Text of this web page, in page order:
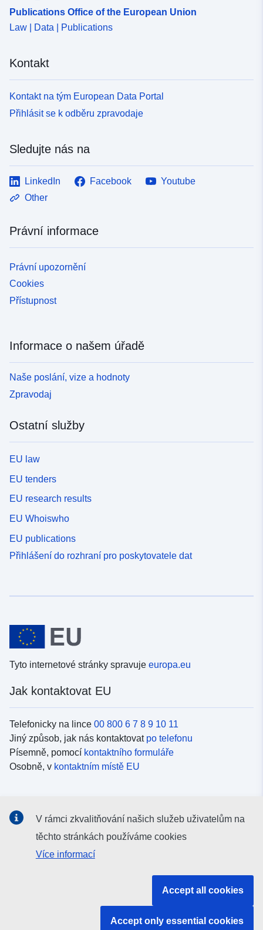
Publications Office of the European Union
Law | Data | Publications
Kontakt
Kontakt na tým European Data Portal
Přihlásit se k odběru zpravodaje
Sledujte nás na
LinkedIn Facebook
Youtube
Other
Právní informace
Právní upozornění
Cookies
Přístupnost
Informace o našem úřadě
Naše poslání, vize a hodnoty
Zpravodaj
Ostatní služby
EU law
EU tenders
EU research results
EU Whoiswho
EU publications
Přihlášení do rozhraní pro poskytovatele dat
Tyto internetové stránky spravuje europa.eu
Jak kontaktovat EU
Telefonicky na lince 00 800 6 7 8 9 10 11
Jiný způsob, jak nás kontaktovat po telefonu
Písemně, pomocí kontaktního formuláře
Osobně, v kontaktním místě EU
Vyhledávání informačních kanálů EU vsociálních médiích
V rámci zkvalitňování našich služeb uživatelům na
těchto stránkách používáme cookies
Více informací
Accept all cookies
Accept only essential cookies